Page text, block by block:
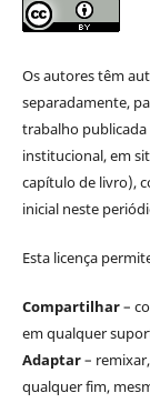
Os autores têm
separadamente,
trabalho
institucional, em
capítulo de livro),
inicial neste
Esta licença
Compartilhar–
em qualquer
Adaptar–
qualquer fim,